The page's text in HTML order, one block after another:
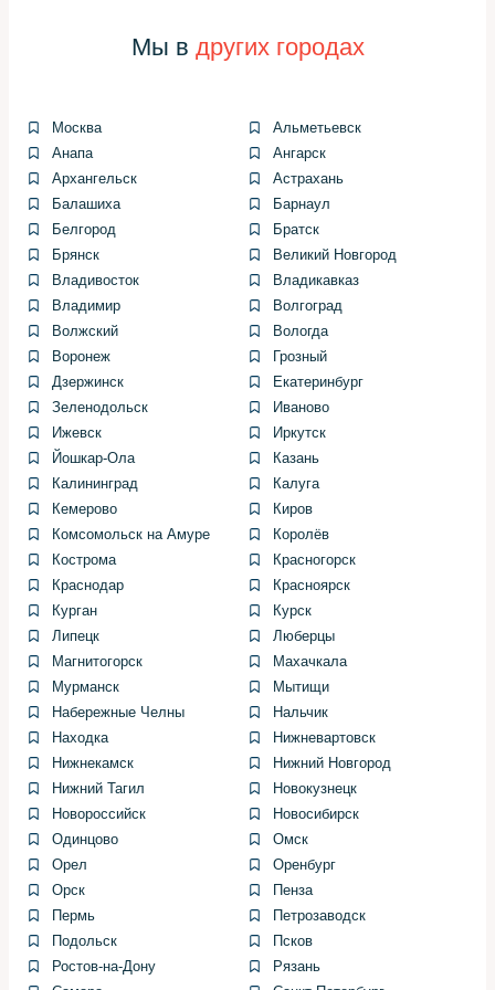
Далее машина проходит базовую диагностику:
оборудованию. Только после этого формируем список
рекомендаций и согласовываем сроки и стоимость.
Рабочий процесс и порядок
выполнения
Работы выполняются по утверждённому плану.
Сначала меняем расходники и проводим
необходимые регулировки, затем делаем детальную
проверку узлов, которые требуют более времени или
разборки.
После сборки всегда выполняем тест‑драйв и
контрольную диагностику. Это стандарт, который
позволяет выявить возможные пропуски и убедиться,
что все системы функционируют корректно.
Преимущества использования
оригинальных и качественных
аналогов
При выборе запчастей ориентируемся на соотношение
долговечности и цены. Для критичных деталей,
например тормозных компонентов, предпочитаем
проверенные оригинальные позиции или качественные
аналоги с хорошими отзывами.
Экономия на незначительных деталях иногда
превращается в крупные расходы — это один из
выводов, который я сделал за годы работы. Лучше
заменить дорогостоящую часть один раз, чем
ремонтировать связанные с ней узлы постоянно.
Типичные проблемы,
Мы в других городах
Москва
Альметьевск
Анапа
Ангарск
Архангельск
Астрахань
Балашиха
Барнаул
Белгород
Братск
Брянск
Великий Новгород
Владивосток
Владикавказ
Владимир
Волгоград
Волжский
Вологда
Воронеж
Грозный
Дзержинск
Екатеринбург
Зеленодольск
Иваново
Ижевск
Иркутск
Йошкар-Ола
Казань
Калининград
Калуга
Кемерово
Киров
Комсомольск на Амуре
Королёв
Кострома
Красногорск
Краснодар
Красноярск
Курган
Курск
Липецк
Люберцы
Магнитогорск
Махачкала
Мурманск
Мытищи
Набережные Челны
Нальчик
Находка
Нижневартовск
Нижнекамск
Нижний Новгород
Нижний Тагил
Новокузнецк
Новороссийск
Новосибирск
Одинцово
Омск
Орел
Оренбург
Орск
Пенза
Пермь
Петрозаводск
Подольск
Псков
Ростов-на-Дону
Рязань